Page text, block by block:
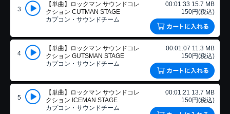
3
【単曲】ロックマン サウンドコレ
クション CUTMAN STAGE
カプコン・サウンドチーム
00:01:33 15.7 MB
150円(税込)
4
【単曲】ロックマン サウンドコレ
クション GUTSMAN STAGE
カプコン・サウンドチーム
00:01:07 11.3 MB
150円(税込)
5
【単曲】ロックマン サウンドコレ
クション ICEMAN STAGE
カプコン・サウンドチーム
00:01:21 13.7 MB
150円(税込)